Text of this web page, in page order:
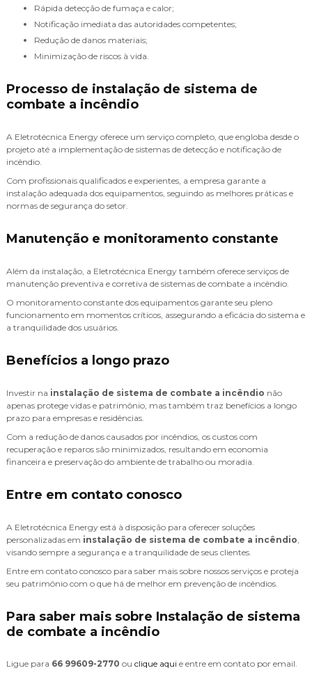
Rápida detecção de fumaça e calor;
Notificação imediata das autoridades competentes;
Redução de danos materiais;
Minimização de riscos à vida.
Processo de instalação de sistema de
combate a incêndio
A Eletrotécnica Energy oferece um serviço completo, que engloba desde o
projeto até a implementação de sistemas de detecção e notificação de
incêndio.
Com profissionais qualificados e experientes, a empresa garante a
instalação adequada dos equipamentos, seguindo as melhores práticas e
normas de segurança do setor.
Manutenção e monitoramento constante
Além da instalação, a Eletrotécnica Energy também oferece serviços de
manutenção preventiva e corretiva de sistemas de combate a incêndio.
O monitoramento constante dos equipamentos garante seu pleno
funcionamento em momentos críticos, assegurando a eficácia do sistema e
a tranquilidade dos usuários.
Benefícios a longo prazo
Investir na instalação de sistema de combate a incêndio não
apenas protege vidas e patrimônio, mas também traz benefícios a longo
prazo para empresas e residências.
Com a redução de danos causados por incêndios, os custos com
recuperação e reparos são minimizados, resultando em economia
financeira e preservação do ambiente de trabalho ou moradia.
Entre em contato conosco
A Eletrotécnica Energy está à disposição para oferecer soluções
personalizadas em instalação de sistema de combate a incêndio
visando sempre a segurança e a tranquilidade de seus clientes.
Entre em contato conosco para saber mais sobre nossos serviços e proteja
seu patrimônio com o que há de melhor em prevenção de incêndios.
Para saber mais sobre Instalação de sistema
de combate a incêndio
Ligue para 66 99609-2770 ou clique aqui e entre em contato por email.